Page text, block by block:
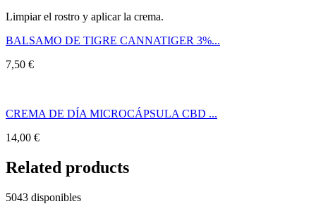
Limpiar el rostro y aplicar la crema.
BALSAMO DE TIGRE CANNATIGER 3%...
7,50 €
CREMA DE DÍA MICROCÁPSULA CBD ...
14,00 €
Related products
5043 disponibles